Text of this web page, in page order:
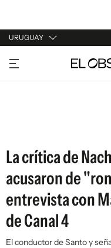
URUGUAY
URUGUAY
ARGENTINA
La crítica de
acusaron de
entrevista con
de Canal 4
El conductor de Santo y